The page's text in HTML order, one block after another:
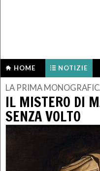
HOME NOTIZIE
LA PRIMA
IL MISTERO DI
SENZA VOLTO